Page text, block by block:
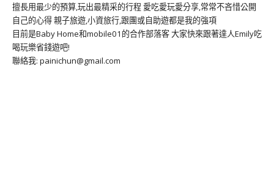
擅長用最少的預算,玩出最精采的行程 愛吃愛玩愛分享,常常不吝惜公開
自己的心得 親子旅遊,小資旅行,跟團或自助遊都是我的強項
目前是Baby Home和mobile01的合作部落客 大家快來跟著達人Emily吃
喝玩樂省錢遊吧!
聯絡我: painichun@gmail.com